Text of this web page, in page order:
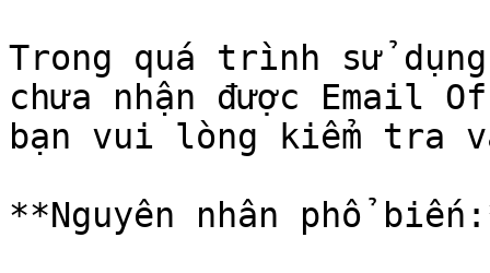
Trong quá trình sử
chưa nhận được Email
bạn vui lòng kiểm tra
**Nguyên nhân phổ